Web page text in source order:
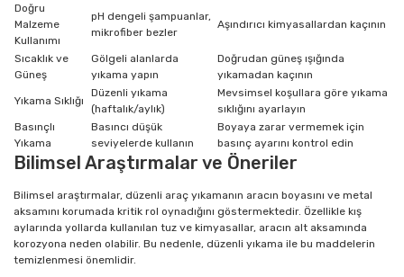
Doğru
Malzeme
Kullanımı
pH dengeli şampuanlar,
mikrofiber bezler
Aşındırıcı kimyasallardan kaçının
Sıcaklık ve
Güneş
Gölgeli alanlarda
yıkama yapın
Doğrudan güneş ışığında
yıkamadan kaçının
Yıkama Sıklığı
Düzenli yıkama
(haftalık/aylık)
Mevsimsel koşullara göre yıkama
sıklığını ayarlayın
Basınçlı
Yıkama
Basıncı düşük
seviyelerde kullanın
Boyaya zarar vermemek için
basınç ayarını kontrol edin
Bilimsel Araştırmalar ve Öneriler
Bilimsel araştırmalar, düzenli araç yıkamanın aracın boyasını ve metal
aksamını korumada kritik rol oynadığını göstermektedir. Özellikle kış
aylarında yollarda kullanılan tuz ve kimyasallar, aracın alt aksamında
korozyona neden olabilir. Bu nedenle, düzenli yıkama ile bu maddelerin
temizlenmesi önemlidir.